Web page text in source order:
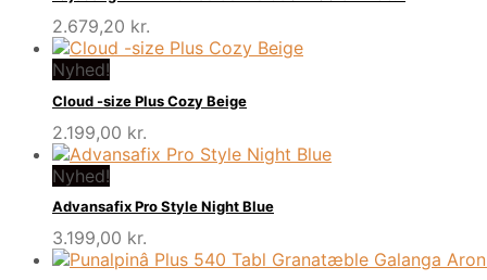
2.679,20 kr.
Nyhed!
Cloud -size Plus Cozy Beige
2.199,00 kr.
Nyhed!
Advansafix Pro Style Night Blue
3.199,00 kr.